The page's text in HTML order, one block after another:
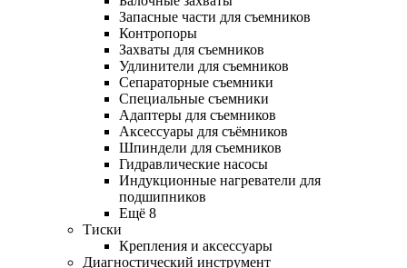
Запасные части для съемников
Контропоры
Захваты для съемников
Удлинители для съемников
Сепараторные съемники
Специальные съемники
Адаптеры для съемников
Аксессуары для съёмников
Шпиндели для съемников
Гидравлические насосы
Индукционные нагреватели для
подшипников
Ещё 8
Тиски
Крепления и аксессуары
Диагностический инструмент